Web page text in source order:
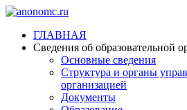
ГЛАВНАЯ
Сведения об образовательной
Основные сведения
Структура и органы
организацией
Документы